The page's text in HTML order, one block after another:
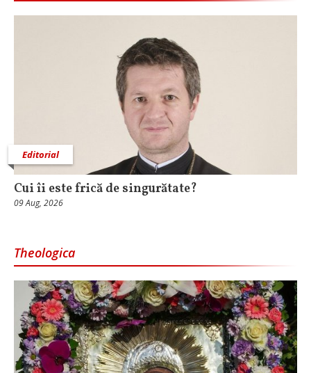
Editorial
Cui îi este frică de singurătate?
09 Aug, 2026
Theologica